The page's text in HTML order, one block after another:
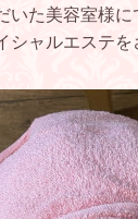
た美容室様に
シャルエステ